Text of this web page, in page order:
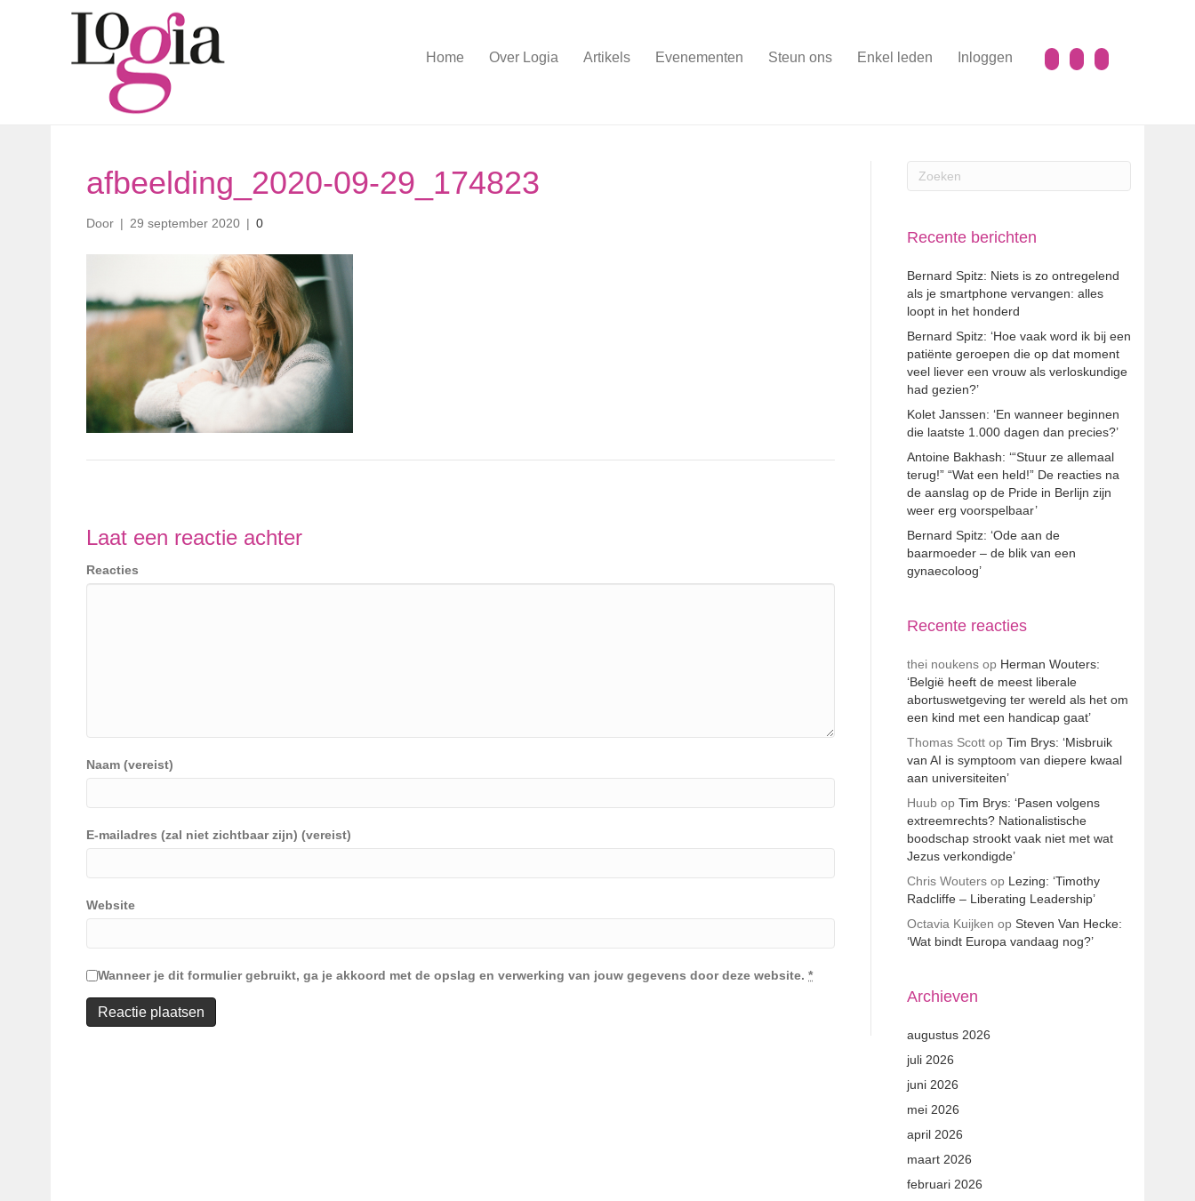
Home Over Logia Artikels Evenementen Steun ons Enkel leden Inloggen
afbeelding_2020-09-29_174823
Door | 29 september 2020 | 0
Laat een reactie achter
Reacties
Naam (vereist)
E-mailadres (zal niet zichtbaar zijn) (vereist)
Website
Wanneer je dit formulier gebruikt, ga je akkoord met de opslag en verwerking van jouw gegevens door deze website. *
Recente berichten
Bernard Spitz: Niets is zo ontregelend
als je smartphone vervangen: alles
loopt in het honderd
Bernard Spitz: ‘Hoe vaak word ik bij een
patiënte geroepen die op dat moment
veel liever een vrouw als verloskundige
had gezien?’
Kolet Janssen: ‘En wanneer beginnen
die laatste 1.000 dagen dan precies?’
Antoine Bakhash: ‘“Stuur ze allemaal
terug!” “Wat een held!” De reacties na
de aanslag op de Pride in Berlijn zijn
weer erg voorspelbaar’
Bernard Spitz: ‘Ode aan de
baarmoeder – de blik van een
gynaecoloog’
Recente reacties
thei noukensop Herman Wouters:
‘België heeft de meest liberale
abortuswetgeving ter wereld als het om
een kind met een handicap gaat’
Thomas Scottop Tim Brys: ‘Misbruik
van AI is symptoom van diepere kwaal
aan universiteiten’
Huubop Tim Brys: ‘Pasen volgens
extreemrechts? Nationalistische
boodschap strookt vaak niet met wat
Jezus verkondigde’
Chris Woutersop Lezing: ‘Timothy
Radcliffe – Liberating Leadership’
Octavia Kuijken op Steven Van Hecke:
‘Wat bindt Europa vandaag nog?’
Archieven
augustus 2026
juli 2026
juni 2026
mei 2026
april 2026
maart 2026
februari 2026